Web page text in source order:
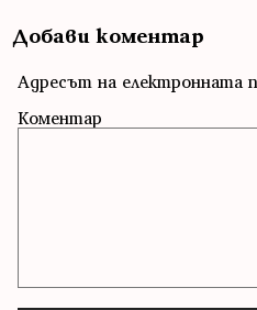
Добави коментар
Адресът на електронната
Коментар